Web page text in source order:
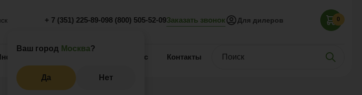
Ваш город Москва?
Да Нет
+ 7 (351) 225-89-098 (800) 505-52-09Заказать звонок Для дилеров 0
О нас Контакты